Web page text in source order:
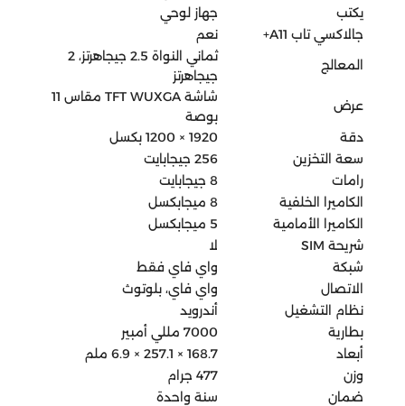
يكتب
جهاز لوحي
جالاكسي تاب A11+
نعم
المعالج
ثماني النواة 2.5 جيجاهرتز، 2
جيجاهرتز
عرض
شاشة TFT WUXGA مقاس 11
بوصة
دقة
1920 × 1200 بكسل
سعة التخزين
256 جيجابايت
رامات
8 جيجابايت
الكاميرا الخلفية
8 ميجابكسل
الكاميرا الأمامية
5 ميجابكسل
شريحة SIM
لا
شبكة
واي فاي فقط
الاتصال
واي فاي، بلوتوث
نظام التشغيل
أندرويد
بطارية
7000 مللي أمبير
أبعاد
168.7 × 257.1 × 6.9 ملم
وزن
477 جرام
ضمان
سنة واحدة